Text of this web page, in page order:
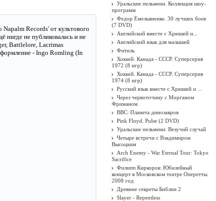
Records' от культового
нигде не публиковалась и не
Battlelore, Lacrimas
- Ingo Romling (In
Уральские пельмени. Коллекция шоу-
программ
Федор Емельяненко. 30 лучших боев
(7 DVD)
Английский вместе с Хрюшей и...
Английский язык для малышей
Фитиль
Хоккей. Канада - СССР. Суперсерия
1972 (8 игр)
Хоккей. Канада - СССР. Суперсерия
1974 (8 игр)
Русский язык вместе с Хрюшей и ...
Через червоточину с Морганом
Фриманом
BBC: Планета динозавров
Pink Floyd. Pulse (2 DVD)
Уральские пельмени: Везучий случай
Четыре встречи с Владимиром
Высоцким
Arch Enemy - War Eternal Tour: Tokyo
Sacrifice
Филипп Киркоров: Юбилейный
концерт в Московском театре Оперетты.
2008 год
Древние секреты Библии 2
Slayer - Repentless